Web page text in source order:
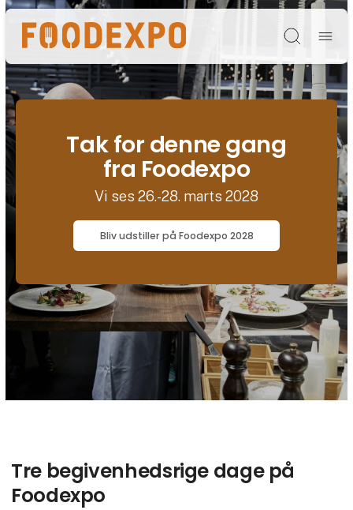
Søg
Tak for denne gang
fra Foodexpo
Vi ses 26.-28. marts 2028
Bliv udstiller på Foodexpo 2028
Tre begivenhedsrige dage på
Foodexpo